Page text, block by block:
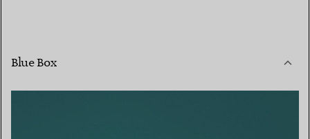
Blue Box